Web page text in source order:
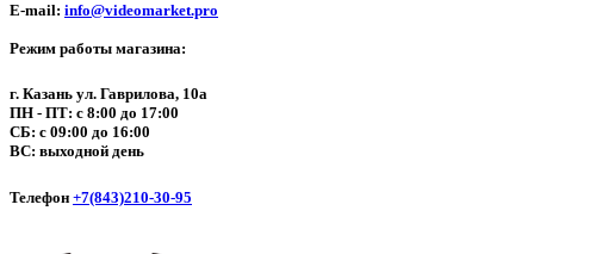
E-mail: info@videomarket.pro
Режим работы магазина:
г. Казань ул. Гаврилова, 10а
ПН - ПТ: с 8:00 до 17:00
СБ: с 09:00 до 16:00
ВС: выходной день
Телефон +7(843)210-30-95